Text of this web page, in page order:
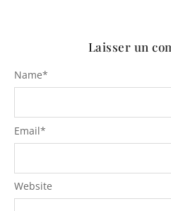
Laisser un
Name*
Email*
Website